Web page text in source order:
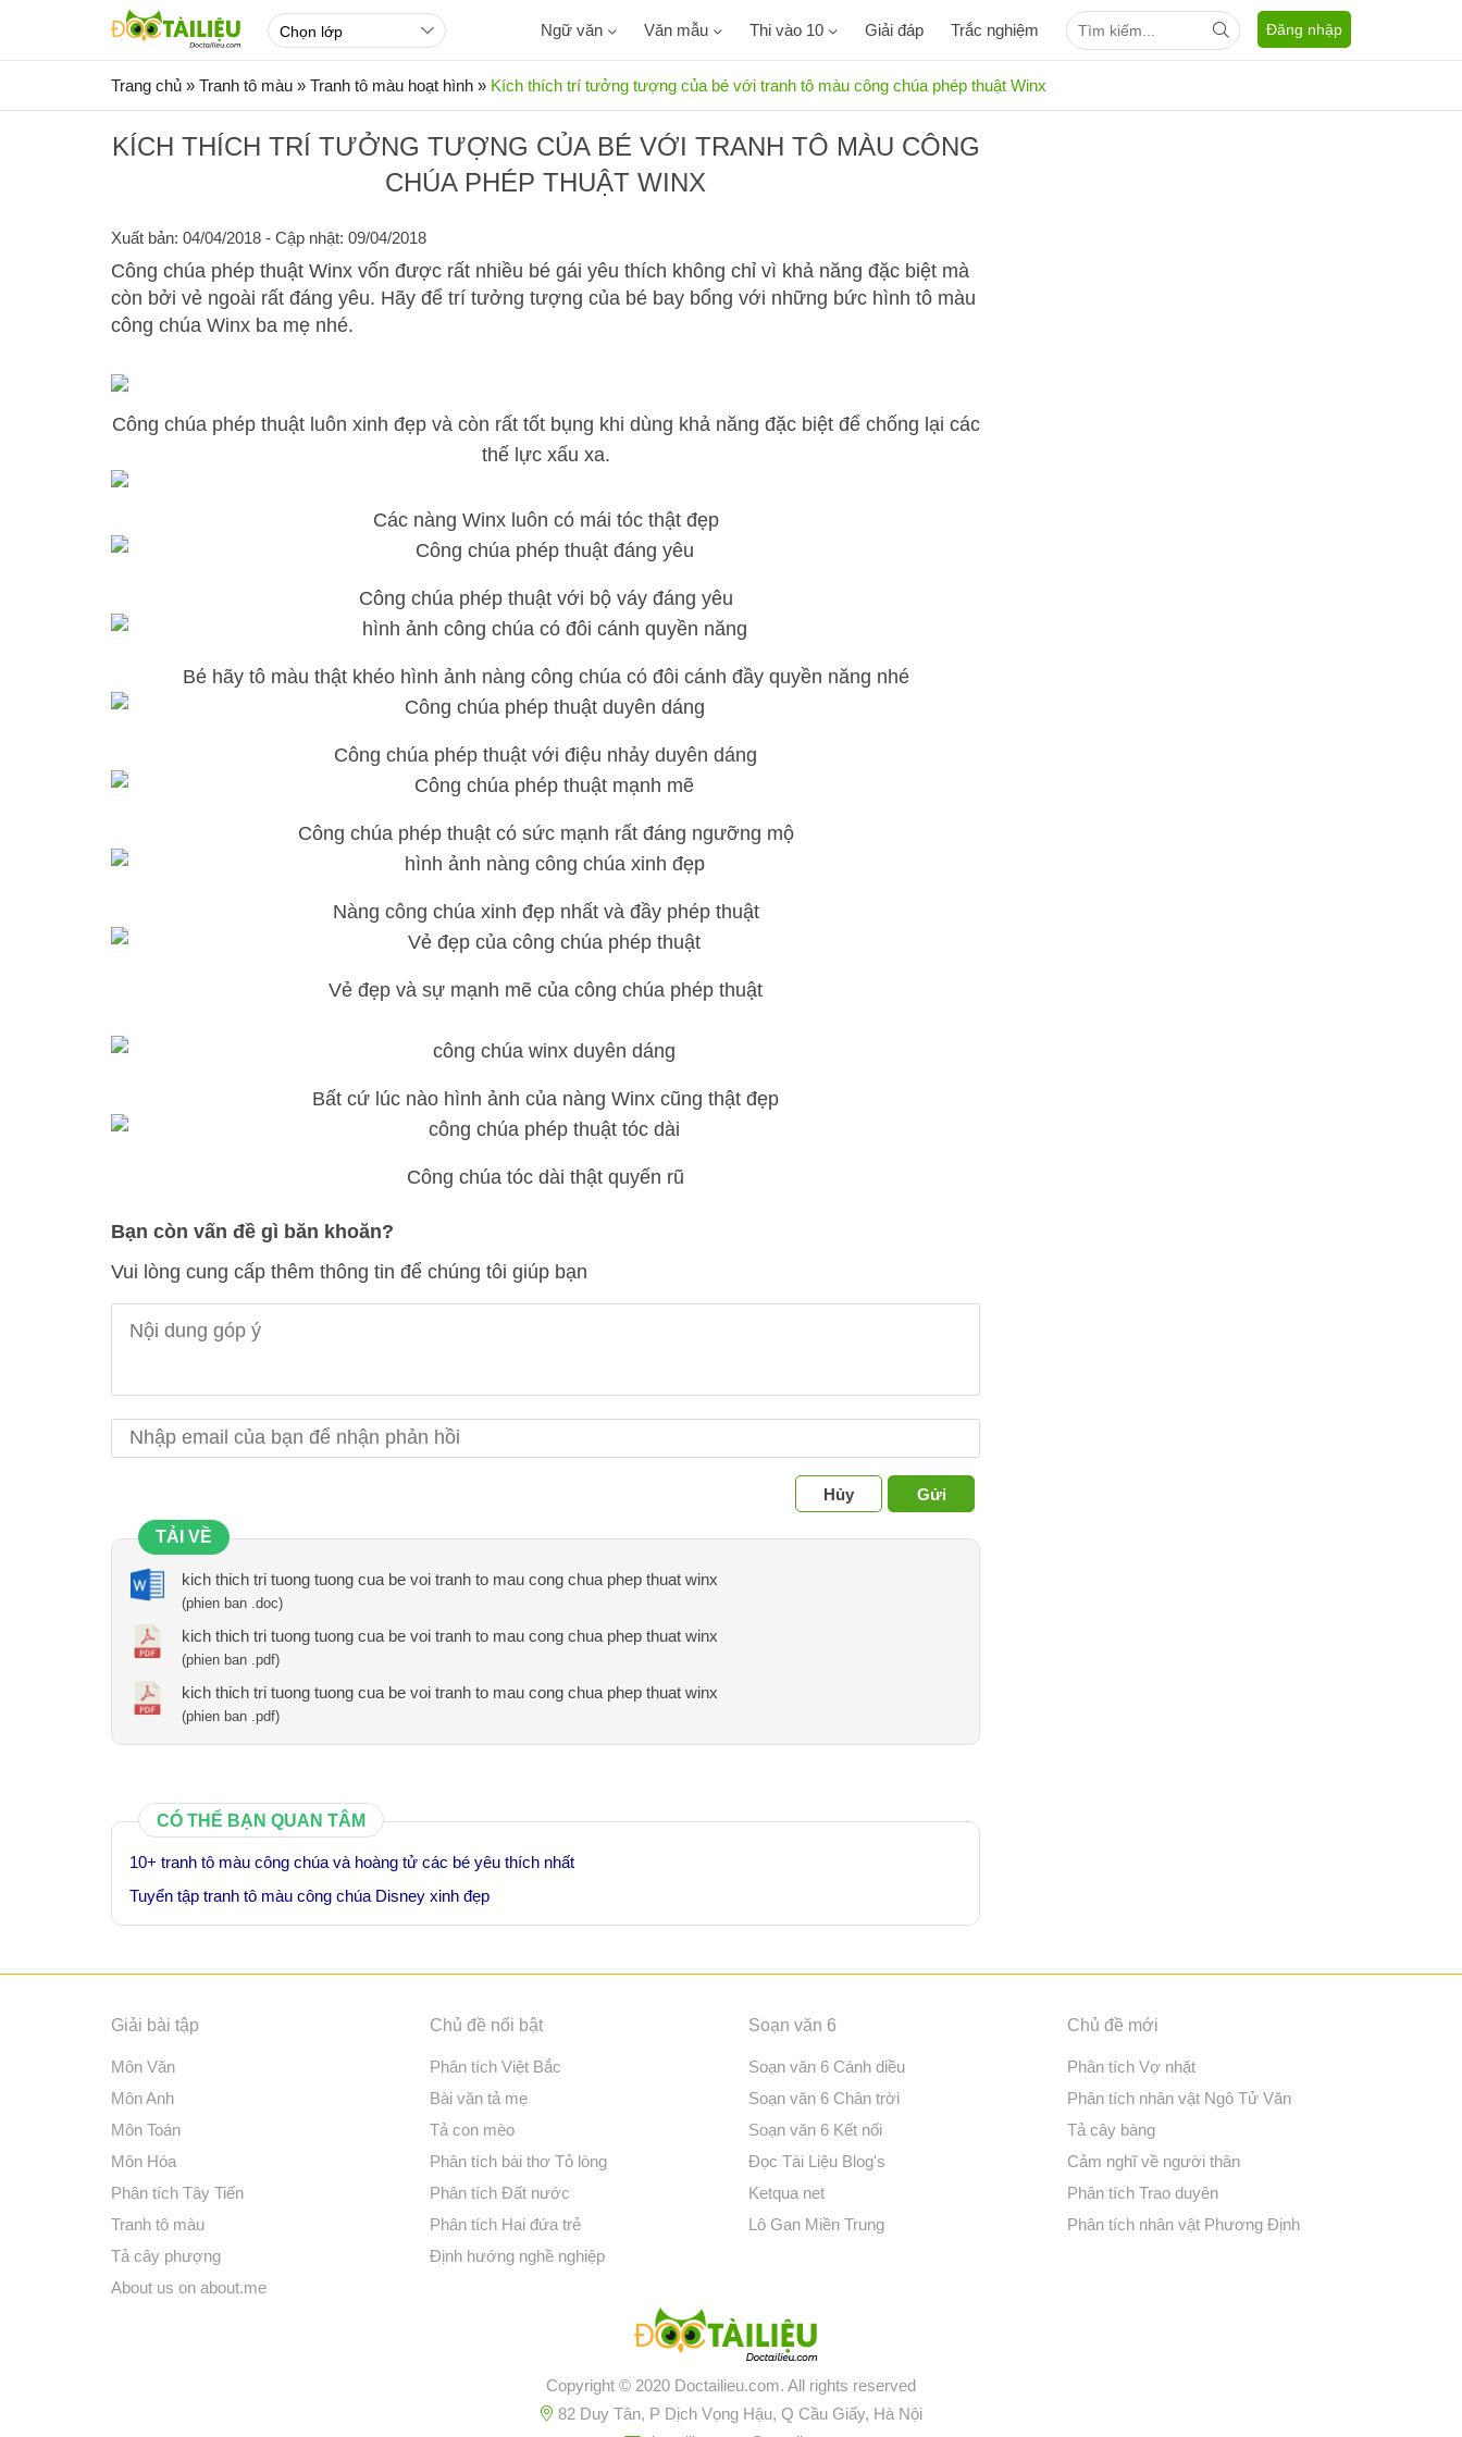
Ngữ văn Văn mẫu Thi vào 10 Giải đáp Trắc nghiệm Đăng nhập
Trang chủ » Tranh tô màu » Tranh tô màu hoạt hình » Kích thích trí tưởng tượng của bé với tranh tô màu công chúa phép thuật Winx
KÍCH THÍCH TRÍ TƯỞNG TƯỢNG CỦA BÉ VỚI TRANH TÔ MÀU CÔNG
CHÚA PHÉP THUẬT WINX
Xuất bản: 04/04/2018 - Cập nhật: 09/04/2018
Công chúa phép thuật Winx vốn được rất nhiều bé gái yêu thích không chỉ vì khả năng đặc biệt mà
còn bởi vẻ ngoài rất đáng yêu. Hãy để trí tưởng tượng của bé bay bổng với những bức hình tô màu
công chúa Winx ba mẹ nhé.
Công chúa phép thuật luôn xinh đẹp và còn rất tốt bụng khi dùng khả năng đặc biệt để chống lại các
thế lực xấu xa.
Các nàng Winx luôn có mái tóc thật đẹp
Công chúa phép thuật với bộ váy đáng yêu
Bé hãy tô màu thật khéo hình ảnh nàng công chúa có đôi cánh đầy quyền năng nhé
Công chúa phép thuật với điệu nhảy duyên dáng
Công chúa phép thuật có sức mạnh rất đáng ngưỡng mộ
Nàng công chúa xinh đẹp nhất và đầy phép thuật
Vẻ đẹp và sự mạnh mẽ của công chúa phép thuật
Bất cứ lúc nào hình ảnh của nàng Winx cũng thật đẹp
Công chúa tóc dài thật quyến rũ
Bạn còn vấn đề gì băn khoăn?
Vui lòng cung cấp thêm thông tin để chúng tôi giúp bạn
Hủy Gửi
TẢI VỀ
kich thich tri tuong tuong cua be voi tranh to mau cong chua phep thuat winx
(phien ban .doc)
kich thich tri tuong tuong cua be voi tranh to mau cong chua phep thuat winx
(phien ban .pdf)
kich thich tri tuong tuong cua be voi tranh to mau cong chua phep thuat winx
(phien ban .pdf)
CÓ THỂ BẠN QUAN TÂM
10+ tranh tô màu công chúa và hoàng tử các bé yêu thích nhất
Tuyển tập tranh tô màu công chúa Disney xinh đẹp
Giải bài tập
Môn Văn
Môn Anh
Môn Toán
Môn Hóa
Phân tích Tây Tiến
Tranh tô màu
Tả cây phượng
About us on about.me
Chủ đề nổi bật
Phân tích Việt Bắc
Bài văn tả mẹ
Tả con mèo
Phân tích bài thơ Tỏ lòng
Phân tích Đất nước
Phân tích Hai đứa trẻ
Định hướng nghề nghiệp
Soạn văn 6
Soạn văn 6 Cánh diều
Soạn văn 6 Chân trời
Soạn văn 6 Kết nối
Đọc Tài Liệu Blog's
Ketqua net
Lô Gan Miền Trung
Chủ đề mới
Phân tích Vợ nhặt
Phân tích nhân vật Ngô Tử Văn
Tả cây bàng
Cảm nghĩ về người thân
Phân tích Trao duyên
Phân tích nhân vật Phương Định
Copyright © 2020 Doctailieu.com. All rights reserved
82 Duy Tân, P Dịch Vọng Hậu, Q Cầu Giấy, Hà Nội